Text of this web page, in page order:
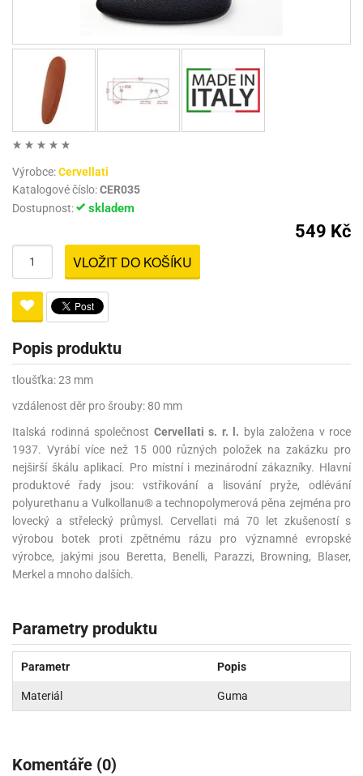
Výrobce:Cervellati
Katalogové číslo:CER035
Dostupnost:
skladem
549 Kč
VLOŽIT DO KOŠÍKU
Popis produktu
tloušťka: 23 mm
vzdálenost děr pro šrouby: 80 mm
Italská rodinná společnost Cervellati s. r. l. byla založena v roce
1937. Vyrábí více než 15 000 různých položek na zakázku pro
nejširší škálu aplikací. Pro místní i mezinárodní zákazníky. Hlavní
produktové řady jsou: vstřikování a lisování pryže, odlévání
polyurethanu a Vulkollanu® a technopolymerová pěna zejména pro
lovecký a střelecký průmysl. Cervellati má 70 let zkušeností s
výrobou botek proti zpětnému rázu pro významné evropské
výrobce, jakými jsou Beretta, Benelli, Parazzi, Browning, Blaser,
Merkel a mnoho dalších.
Parametry produktu
Parametr Popis
Materiál Guma
Komentáře (0)